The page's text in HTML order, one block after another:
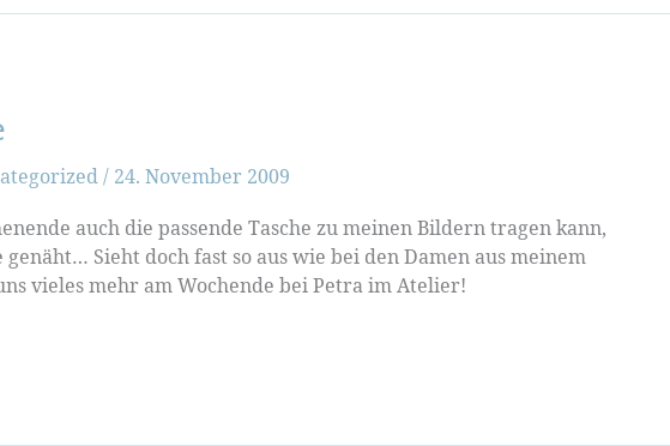
/ 24. November 2009
auch die passende Tasche zu meinen Bildern tragen kann,
Sieht doch fast so aus wie bei den Damen aus meinem
vieles mehr am Wochende bei Petra im Atelier!